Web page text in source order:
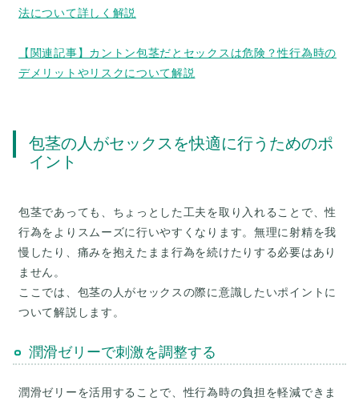
法について詳しく解説
【関連記事】カントン包茎だとセックスは危険？性行為時の
デメリットやリスクについて解説
包茎の人がセックスを快適に行うためのポ
イント
包茎であっても、ちょっとした工夫を取り入れることで、性
行為をよりスムーズに行いやすくなります。無理に射精を我
慢したり、痛みを抱えたまま行為を続けたりする必要はあり
ません。
ここでは、包茎の人がセックスの際に意識したいポイントに
潤滑ゼリーで刺激を調整する
潤滑ゼリーを活用することで、性行為時の負担を軽減できま